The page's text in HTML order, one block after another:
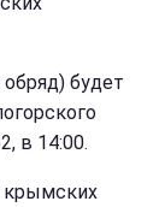
будет
в 14:00.
крымских